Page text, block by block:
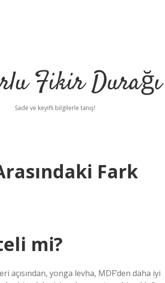
Fikir Durağı
Sade ve keyifli bilgilerle tanış!
Fark
mi?
açısından, yonga levha, MDF’den daha iyi